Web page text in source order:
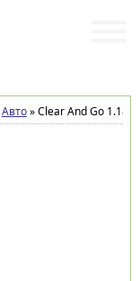
Авто»Clear And Go 1.18.0